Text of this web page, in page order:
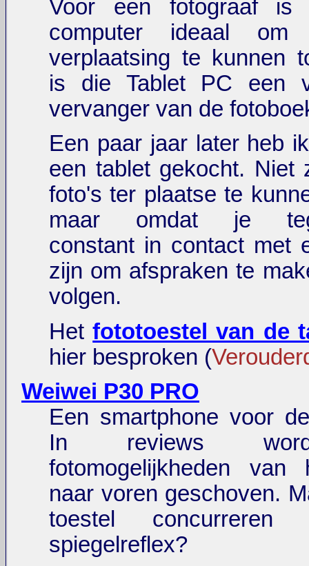
Voor een fotograaf is
computer ideaal
verplaatsing te kunnen
is die Tablet PC een
vervanger van de
Een paar jaar later heb
een tablet gekocht. Niet
foto's ter plaatse te
maar omdat je
constant in contact met
zijn om afspraken te
volgen.
Hetfototoestel van de
hier besproken (
Weiwei P30 PRO
Een smartphone voor
In reviews
fotomogelijkheden van
naar voren geschoven.
toestel
spiegelreflex?